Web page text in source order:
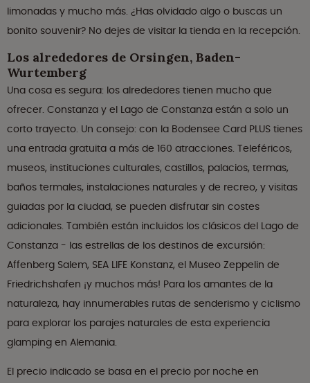
limonadas y mucho más. ¿Has olvidado algo o buscas un
bonito souvenir? No dejes de visitar la tienda en la recepción.
Los alrededores de Orsingen, Baden-
Wurtemberg
Una cosa es segura: los alrededores tienen mucho que
ofrecer. Constanza y el Lago de Constanza están a solo un
corto trayecto. Un consejo: con la Bodensee Card PLUS tienes
una entrada gratuita a más de 160 atracciones. Teleféricos,
museos, instituciones culturales, castillos, palacios, termas,
baños termales, instalaciones naturales y de recreo, y visitas
guiadas por la ciudad, se pueden disfrutar sin costes
adicionales. También están incluidos los clásicos del Lago de
Constanza - las estrellas de los destinos de excursión:
Affenberg Salem, SEA LIFE Konstanz, el Museo Zeppelin de
Friedrichshafen ¡y muchos más! Para los amantes de la
naturaleza, hay innumerables rutas de senderismo y ciclismo
para explorar los parajes naturales de esta experiencia
glamping en Alemania.
El precio indicado se basa en el precio por noche en